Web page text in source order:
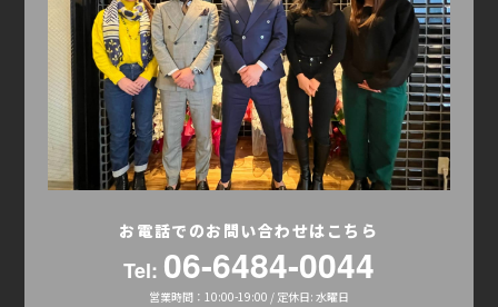
お電話でのお問い合わせはこちら
Tel: 06-6484-0044
営業時間：10:00-19:00 / 定休日: 水曜日